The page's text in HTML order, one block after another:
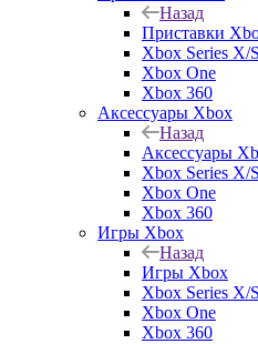
Назад
Приставки
Xbox Series X/S
Xbox One
Xbox 360
Аксессуары Xbox
Назад
Аксессуары
Xbox Series X/S
Xbox One
Xbox 360
Игры Xbox
Назад
Игры Xbox
Xbox Series X/S
Xbox One
Xbox 360